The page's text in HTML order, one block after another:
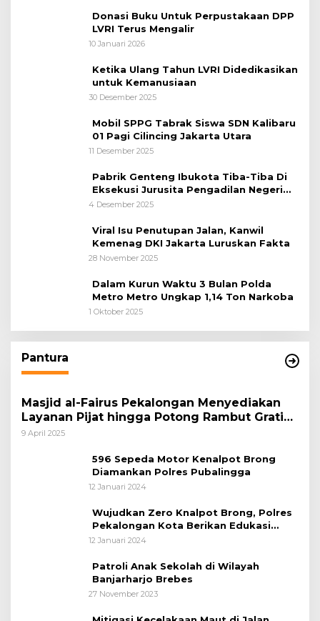
Donasi Buku Untuk Perpustakaan DPP
LVRI Terus Mengalir
10 Januari 2026
Ketika Ulang Tahun LVRI Didedikasikan
untuk Kemanusiaan
30 Desember 2025
Mobil SPPG Tabrak Siswa SDN Kalibaru
01 Pagi Cilincing Jakarta Utara
11 Desember 2025
Pabrik Genteng Ibukota Tiba-Tiba Di
Eksekusi Jurusita Pengadilan Negeri
Tangerang, Diduga Cacat Hukum Sejak
4 Desember 2025
Viral Isu Penutupan Jalan, Kanwil
Kemenag DKI Jakarta Luruskan Fakta
28 November 2025
Dalam Kurun Waktu 3 Bulan Polda
Metro Metro Ungkap 1,14 Ton Narkoba
1 Oktober 2025
Pantura
Masjid al-Fairus Pekalongan Menyediakan
Layanan Pijat hingga Potong Rambut Gratis
bagi Pemudik Lebaran 2025
9 April 2025
596 Sepeda Motor Kenalpot Brong
Diamankan Polres Pubalingga
12 Januari 2024
Wujudkan Zero Knalpot Brong, Polres
Pekalongan Kota Berikan Edukasi
Kepada Pelajar
12 Januari 2024
Patroli Anak Sekolah di Wilayah
Banjarharjo Brebes
27 November 2023